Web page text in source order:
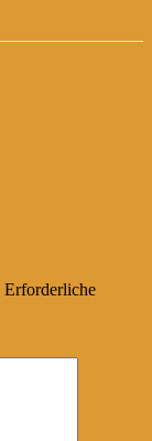
Erforderliche